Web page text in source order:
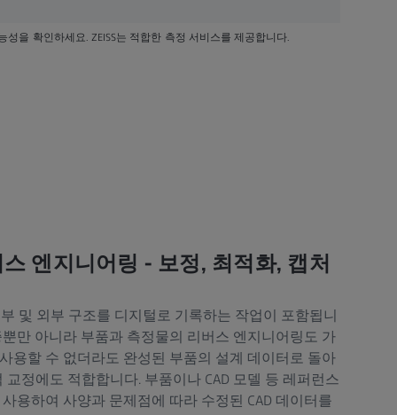
성을 확인하세요. ZEISS는 적합한 측정 서비스를 제공합니다.
엔지니어링 - 보정, 최적화, 캡처
및 외부 구조를 디지털로 기록하는 작업이 포함됩니
만 아니라 부품과 측정물의 리버스 엔지니어링도 가
용할 수 없더라도 완성된 부품의 설계 데이터로 돌아
교정에도 적합합니다. 부품이나 CAD 모델 등 레퍼런스
용하여 사양과 문제점에 따라 수정된 CAD 데이터를